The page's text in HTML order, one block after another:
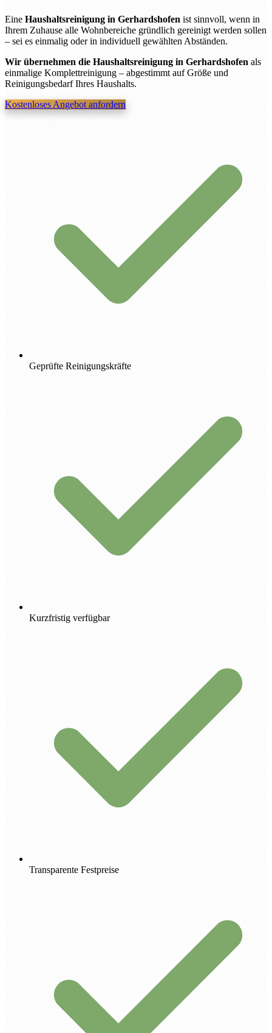
Eine Haushaltsreinigung in Gerhardshofen ist sinnvoll, wenn in
Ihrem Zuhause alle Wohnbereiche gründlich gereinigt werden sollen
– sei es einmalig oder in individuell gewählten Abständen.
Wir übernehmen die Haushaltsreinigung in Gerhardshofen als
einmalige Komplettreinigung – abgestimmt auf Größe und
Reinigungsbedarf Ihres Haushalts.
Kostenloses Angebot anfordern
Geprüfte Reinigungskräfte
Kurzfristig verfügbar
Transparente Festpreise